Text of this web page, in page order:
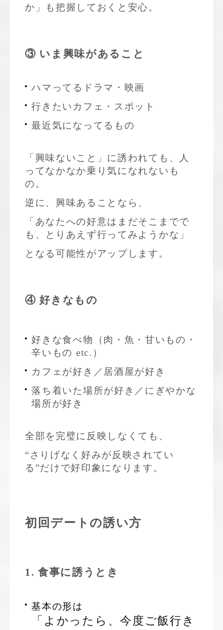
か」も把握しておくと安心。
③ いま興味があること
ハマってるドラマ・映画
行きたいカフェ・スポット
最近気になってるもの
「興味ないこと」に誘われても、人
ってなかなか乗り気になれないも
の。
逆に、興味あることなら、
「あなたへの好意はまだそこまでで
も、とりあえず行ってみようかな」
となる可能性がアップします。
④ 好きなもの
好きな食べ物（肉・魚・甘いもの・
辛いもの etc.）
カフェが好き／居酒屋が好き
落ち着いた場所が好き／にぎやかな
場所が好き
全部を完璧に反映しなくても、
“さりげなく好みが反映されてい
る”だけで好印象になります。
初回デートの誘い方
1. 食事に誘うとき
基本の形は
「よかったら、今度ご飯行き